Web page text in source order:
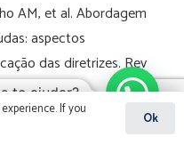
AM, et al. Abordagem
aspectos
das diretrizes. Rev
te ajudar?
If you
Ok